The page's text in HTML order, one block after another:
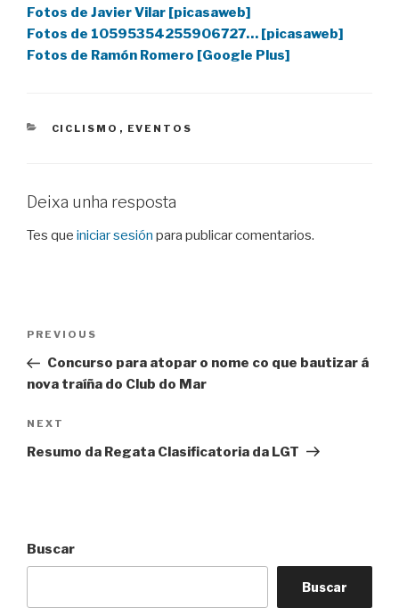
Fotos de Javier Vilar [picasaweb]
Fotos de 10595354255906727… [picasaweb]
Fotos de Ramón Romero [Google Plus]
CATEGORIES
CICLISMO , EVENTOS
Deixa unha resposta
Tes que iniciar sesión para publicar comentarios.
entradas
Previous
Post
PREVIOUS
Concurso para atopar o nome co que bautizar á
nova traíña do Club do Mar
Next
Post
NEXT
Resumo da Regata Clasificatoria da LGT
Buscar
Buscar